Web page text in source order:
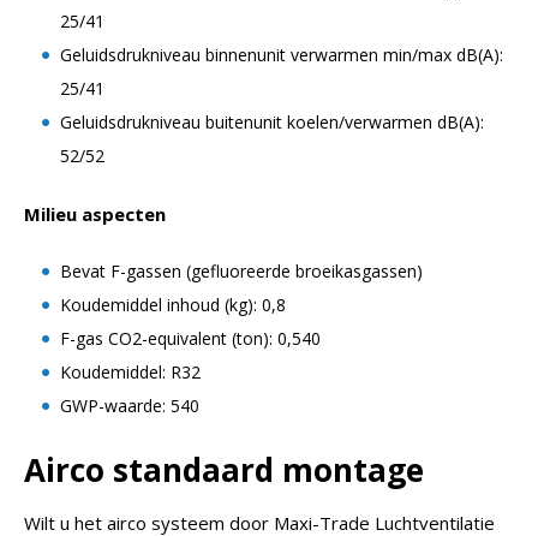
25/41
Geluidsdrukniveau binnenunit verwarmen min/max dB(A):
25/41
Geluidsdrukniveau buitenunit koelen/verwarmen dB(A):
52/52
Milieu aspecten
Bevat F-gassen (gefluoreerde broeikasgassen)
Koudemiddel inhoud (kg): 0,8
F-gas CO2-equivalent (ton): 0,540
Koudemiddel: R32
GWP-waarde: 540
Airco standaard montage
Wilt u het airco systeem door Maxi-Trade Luchtventilatie